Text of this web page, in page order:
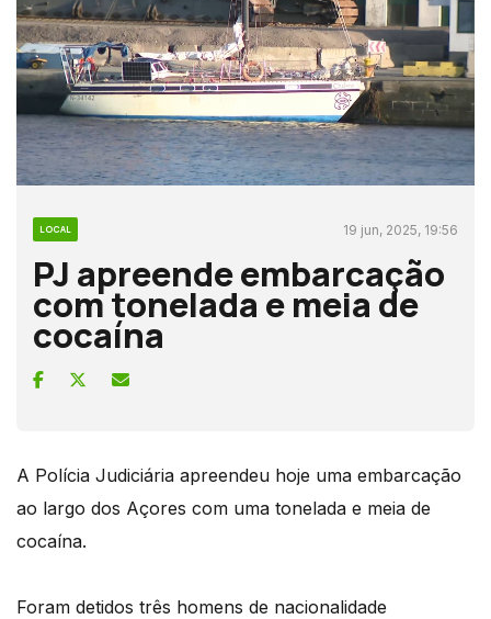
LOCAL 19 jun, 2025, 19:56
PJ apreende embarcação
com tonelada e meia de
cocaína
A Polícia Judiciária apreendeu hoje uma embarcação
ao largo dos Açores com uma tonelada e meia de
cocaína.
Foram detidos três homens de nacionalidade